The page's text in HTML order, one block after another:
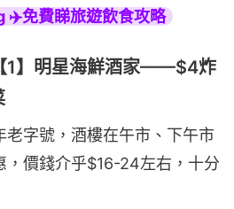
免費睇旅遊飲食攻略
1】明星海鮮酒家——$4炸
老字號，酒樓在午市、下午市
，價錢介乎$16-24左右，十分